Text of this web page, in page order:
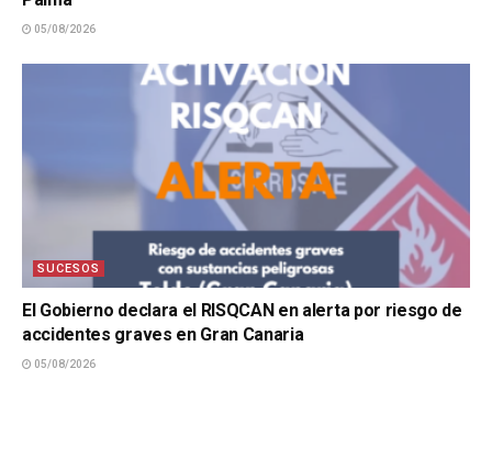
05/08/2026
SUCESOS
El Gobierno declara el RISQCAN en alerta por riesgo de
accidentes graves en Gran Canaria
05/08/2026